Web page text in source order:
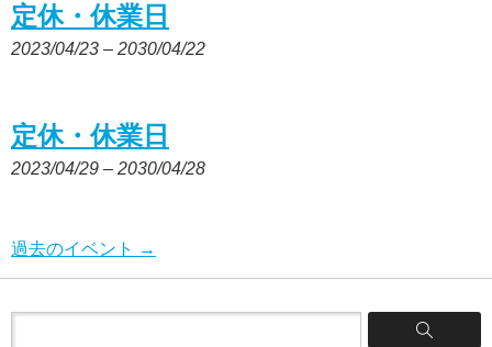
定休・休業日
2023/04/23 – 2030/04/22
定休・休業日
2023/04/29 – 2030/04/28
過去のイベント →